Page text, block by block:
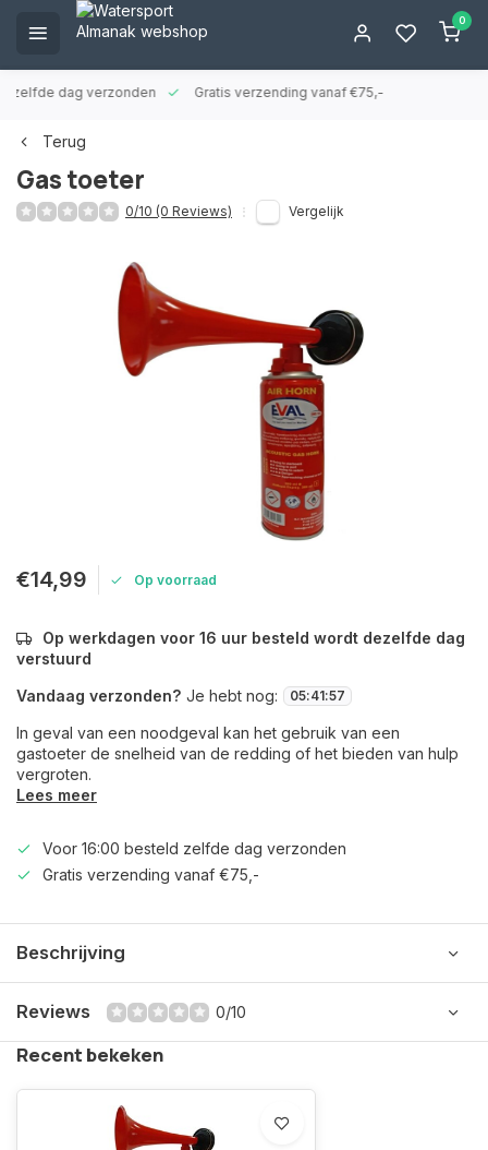
0
zelfde dag verzonden Gratis verzending vanaf €75,-
Terug
Gas toeter
0/10 (0 Reviews) Vergelijk
€14,99 Op voorraad
Op werkdagen voor 16 uur besteld wordt dezelfde dag
verstuurd
Vandaag verzonden? Je hebt nog: 05:41:57
In geval van een noodgeval kan het gebruik van een
gastoeter de snelheid van de redding of het bieden van hulp
vergroten.
Lees meer
Voor 16:00 besteld zelfde dag verzonden
Gratis verzending vanaf €75,-
Beschrijving
Reviews 0/10
Recent bekeken